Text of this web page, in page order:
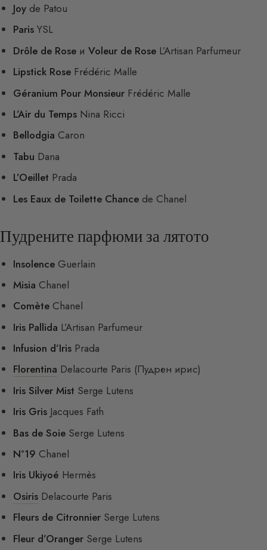
Joy de Patou
Paris YSL
Drôle de Rose иVoleur de Rose L’Artisan Parfumeur
Lipstick Rose Frédéric Malle
Géranium Pour Monsieur Frédéric Malle
L’Air du Temps Nina Ricci
Bellodgia Caron
Tabu Dana
L’Oeillet Prada
Les Eaux de Toilette Chance de Chanel
Пудрените парфюми за лятото
Insolence Guerlain
Misia Chanel
Comète Chanel
Iris Pallida L’Artisan Parfumeur
Infusion d’Iris Prada
Florentina Delacourte Paris (Пудрен ирис)
Iris Silver Mist Serge Lutens
Iris Gris Jacques Fath
Bas de Soie Serge Lutens
N°19 Chanel
Iris Ukiyoé Hermès
Osiris Delacourte Paris
Fleurs de Citronnier Serge Lutens
Fleur d’Oranger Serge Lutens